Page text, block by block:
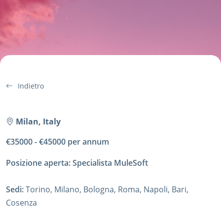
Indietro
Milan, Italy
€35000 - €45000 per annum
Posizione aperta: Specialista MuleSoft
Sedi:Torino, Milano, Bologna, Roma, Napoli, Bari,
Cosenza